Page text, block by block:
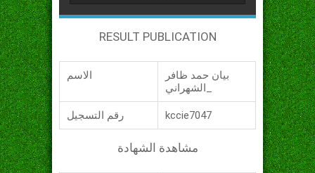
RESULT PUBLICATION
الاسم
بيان حمد ظافر
رقم التسجيل kccie7047
مشاهدة الشهادة